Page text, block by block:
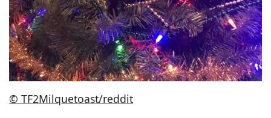
© TF2Milquetoast/reddit